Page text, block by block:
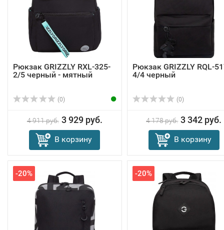
Рюкзак GRIZZLY RXL-325-
2/5 черный - мятный
(0)
4 911 руб. 3 929 руб.
В корзину
Рюкзак GRIZZLY RQL-
4/4 черный
(0)
4 178 руб. 3 342 руб.
В корзину
-20% -20%